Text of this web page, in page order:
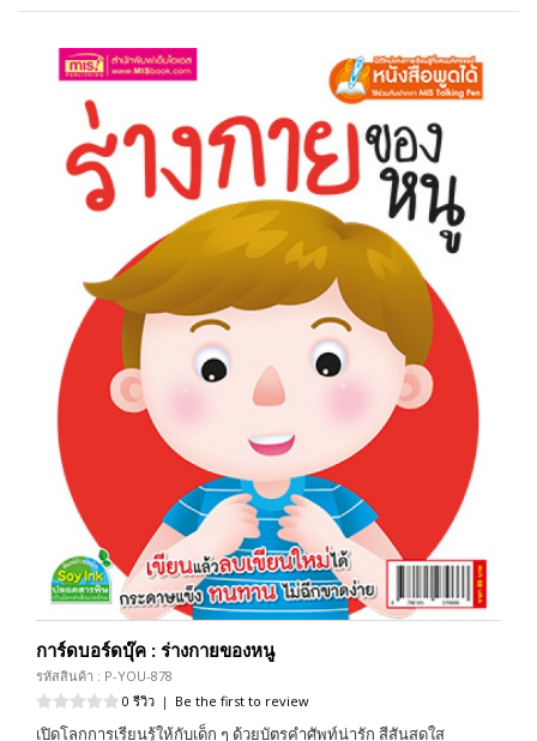
การ์ดบอร์ดบุ๊ค : ร่างกายของหนู
รหัสสินค้า : P-YOU-878
0 รีวิว | Be the first to review
เปิดโลกการเรียนรู้ให้กับเด็ก ๆ ด้วยบัตรคำศัพท์น่ารัก สีสันสดใส